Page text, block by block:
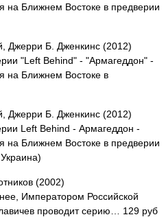
на Ближнем Востоке в предверии
Джерри Б. Дженкинс (2012)
"Left Behind" - "Армагеддон" -
на Ближнем Востоке в
Джерри Б. Дженкинс (2012)
Left Behind - Армагеддон -
на Ближнем Востоке в предверии
(2002)
Императором Российской
проводит серию… 129 руб